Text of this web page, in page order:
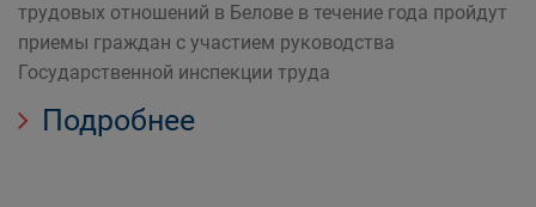
трудовых отношений в Белове в течение года пройдут
приемы граждан с участием руководства
Государственной инспекции труда
Подробнее